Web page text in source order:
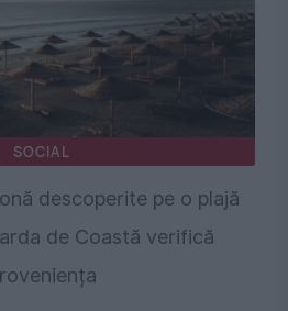
SOCIAL
descoperite pe o plajă
de Coastă verifică